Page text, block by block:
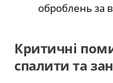
оброблень за
Критичні
спалити та